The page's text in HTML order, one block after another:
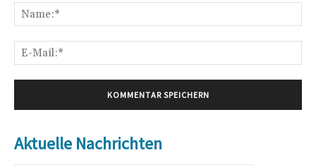
Aktuelle Nachrichten